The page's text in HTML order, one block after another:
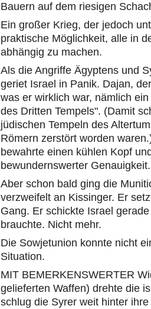
Bauern auf dem riesigen
Ein großer Krieg, der jedoch
praktische Möglichkeit, alle in
abhängig zu machen.
Als die Angriffe Ägyptens und
geriet Israel in Panik. Dajan,
was er wirklich war, nämlich
des Dritten Tempels". (Damit
jüdischen Tempeln des
Römern zerstört worden
bewahrte einen kühlen Kopf
bewundernswerter Genauigkeit.
Aber schon bald ging die
verzweifelt an Kissinger. Er
Gang. Er schickte Israel
brauchte. Nicht mehr.
Die Sowjetunion konnte nicht
Situation.
MIT BEMERKENSWERTER
gelieferten Waffen) drehte die
schlug die Syrer weit hinter